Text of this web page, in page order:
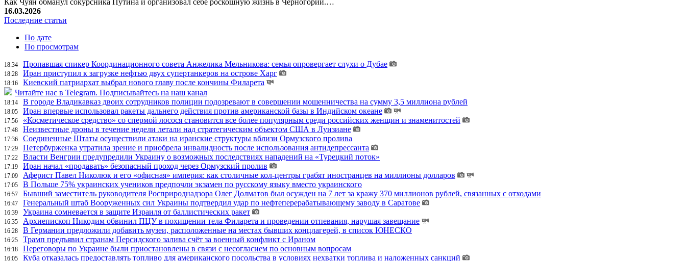
16.03.2026
Последние статьи
По дате
По просмотрам
18:34 Пропавшая спикер Координационного совета Анжелика Мельникова: семья опровергает слухи о Дубае
18:28 Иран приступил к загрузке нефтью двух супертанкеров на острове Харг
18:16
Киевский патриархат выбрал нового главу после кончины Филарета
Читайте нас в Telegram. Подписывайтесь на наш канал
18:14 В городе Владикавказ двоих сотрудников полиции подозревают в совершении мошенничества на сумму 3,5 миллиона рублей
18:05 Иран впервые использовал ракеты дальнего действия против американской базы в Индийском океане
17:56 «Косметическое средство» со спермой лосося становится все более популярным среди российских женщин и знаменитостей
17:48 Неизвестные дроны в течение недели летали над стратегическим объектом США в Луизиане
17:36 Соединенные Штаты осуществили атаки на иранские структуры вблизи Ормузского пролива
17:29 Петербурженка утратила зрение и приобрела инвалидность после использования антидепрессанта
17:22 Власти Венгрии предупредили Украину о возможных последствиях нападений на «Турецкий поток»
17:19 Иран начал «продавать» безопасный проход через Ормузский пролив
17:09 Аферист Павел Николюк и его «офисная» империя: как столичные кол-центры грабят иностранцев на миллионы долларов
17:05 В Польше 75% украинских учеников предпочли экзамен по русскому языку вместо украинского
16:57 Бывший заместитель руководителя Росприроднадзора Олег Долматов был осужден на 7 лет за кражу 370 миллионов рублей, связанных с отходами
16:47 Генеральный штаб Вооруженных сил Украины подтвердил удар по нефтеперерабатывающему заводу в Саратове
16:39 Украина сомневается в защите Израиля от баллистических ракет
16:35 Архиепископ Никодим обвинил ПЦУ в похищении тела Филарета и проведении отпевания, нарушая завещание
16:28 В Германии предложили добавить музеи, расположенные на местах бывших концлагерей, в список ЮНЕСКО
16:25 Трамп предъявил странам Персидского залива счёт за военный конфликт с Ираном
16:18 Переговоры по Украине были приостановлены в связи с несогласием по основным вопросам
16:05 Куба отказалась предоставлять топливо для американского посольства в условиях нехватки топлива и наложенных санкций